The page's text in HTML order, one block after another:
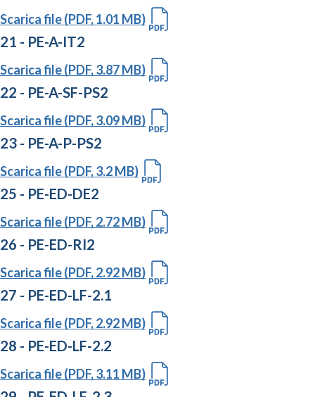
Scarica file (PDF, 1.01 MB)
21 - PE-A-IT2
Scarica file (PDF, 3.87 MB)
22 - PE-A-SF-PS2
Scarica file (PDF, 3.09 MB)
23 - PE-A-P-PS2
Scarica file (PDF, 3.2 MB)
25 - PE-ED-DE2
Scarica file (PDF, 2.72 MB)
26 - PE-ED-RI2
Scarica file (PDF, 2.92 MB)
27 - PE-ED-LF-2.1
Scarica file (PDF, 2.92 MB)
28 - PE-ED-LF-2.2
Scarica file (PDF, 3.11 MB)